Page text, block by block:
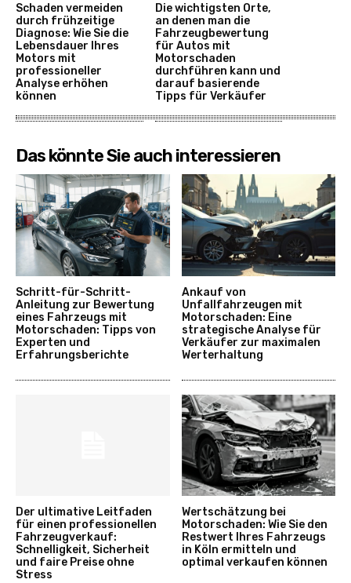
Schaden vermeiden
durch frühzeitige
Diagnose: Wie Sie die
Lebensdauer Ihres
Motors mit
professioneller
Analyse erhöhen
können
Die wichtigsten Orte,
an denen man die
Fahrzeugbewertung
für Autos mit
Motorschaden
durchführen kann und
darauf basierende
Tipps für Verkäufer
Das könnte Sie auch interessieren
Schritt-für-Schritt-
Anleitung zur Bewertung
eines Fahrzeugs mit
Motorschaden: Tipps von
Experten und
Erfahrungsberichte
Ankauf von
Unfallfahrzeugen mit
Motorschaden: Eine
strategische Analyse für
Verkäufer zur maximalen
Werterhaltung
Der ultimative Leitfaden
für einen professionellen
Fahrzeugverkauf:
Schnelligkeit, Sicherheit
und faire Preise ohne
Stress
Wertschätzung bei
Motorschaden: Wie Sie den
Restwert Ihres Fahrzeugs
in Köln ermitteln und
optimal verkaufen können